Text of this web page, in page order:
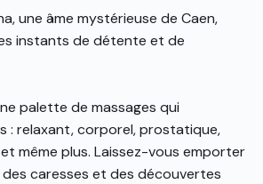
une âme mystérieuse de Caen,
instants de détente et de
palette de massages qui
: relaxant, corporel, prostatique,
et même plus. Laissez-vous emporter
caresses et des découvertes